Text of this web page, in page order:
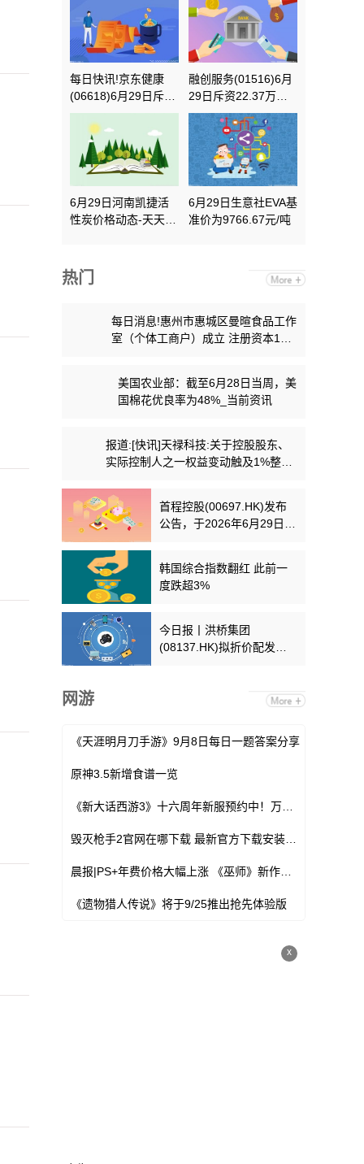
45.24%，报1.83港
元，成交额3035.78
万港元_今日热搜
每日快讯!京东健康
(06618)6月29日斥资
332.99万港元回购
10.17万股
融创服务(01516)6月
29日斥资22.37万港
元回购30万股
6月29日河南凯捷活
性炭价格动态-天天资
6月29日生意社EVA基
准价为9766.67元/吨
热门
每日消息!惠州市惠城区曼暄食品工作
室（个体工商户）成立 注册资本1万
美国农业部：截至6月28日当周，美
国棉花优良率为48%_当前资讯
报道:[快讯]天禄科技:关于控股股东、
实际控制人之一权益变动触及1%整数
首程控股(00697.HK)发布
公告，于2026年6月29日斥
韩国综合指数翻红 此前一
度跌超3%
今日报丨洪桥集团
(08137.HK)拟折价配发约
网游
《天涯明月刀手游》9月8日每日一题答案分享
原神3.5新增食谱一览
《遗物猎人传说》将于9/25推出抢先体验版
x